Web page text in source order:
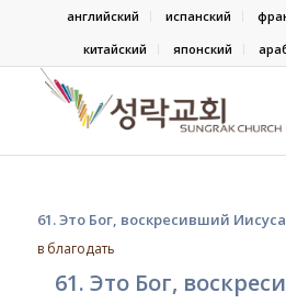
английский испанский
китайский
японский
61. Это Бог, воскресивший Иисуса
в благодать
61. Это Бог,